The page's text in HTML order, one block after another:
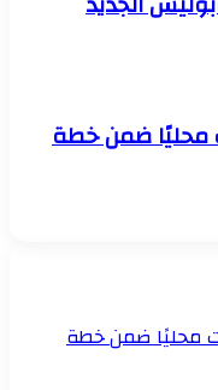
محليًا ضمن خطة
محليًا ضمن خطة